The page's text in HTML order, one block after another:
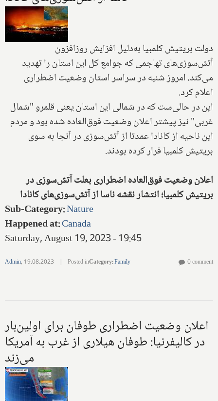
دولت بریتیش کلمبیا به‌دلیل افزایش روزافزون
آتش‌سوزی‌های تهاجمی که جوامع کل این استان را تهدید
می‌کند، امروز شنبه در سراسر استان وضعیت اضطراری
اعلام کرد.
این در حالی‌ست که در شمالی این استان یعنی قلمرو "شمال
غربی" نیز پیشتر اعلان وضعیت فوق‌العاده شده بود و مردم
این ناحیه از کانادا عمدتا از آتش‌سوزی در آنجا به سوی
بریتیش کلمبیا فرار کرده بودند.
اعلان وضعیت فوق‌العاده اضطراری بعلت آتش‌سوزی در
بریتیش کلمبیا؛ انتشار نقشه ناسا از آتش‌سوزی‌های کانادا
Sub-Category:Nature
Happened at:Canada
Saturday, August 19, 2023 - 19:45
Admin, 19.08.2023 | Posted inCategory:Family 0 comment
اعلان وضعیت اضطراری طوفان برای اولین‌بار
در کالیفرنیا: طوفان هیلاری از غرب به آمریکا
می‌زند